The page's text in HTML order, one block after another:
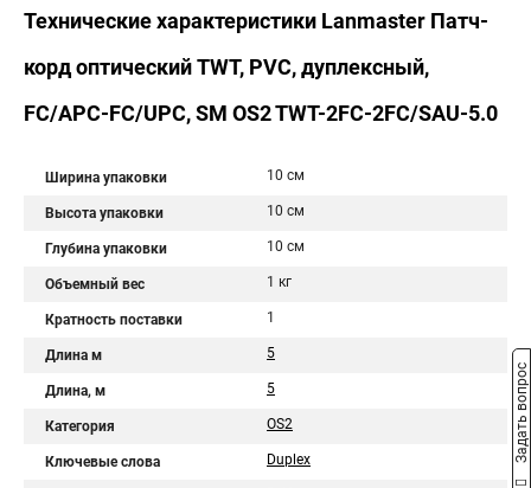
Технические характеристики Lanmaster Патч-
корд оптический TWT, PVC, дуплексный,
FC/APC-FC/UPC, SM OS2 TWT-2FC-2FC/SAU-5.0
Ширина упаковки 10 см
Высота упаковки 10 см
Глубина упаковки 10 см
Объемный вес 1 кг
Кратность поставки 1
Длина м 5
Длина, м 5
Категория OS2
Ключевые слова Duplex Задать вопрос